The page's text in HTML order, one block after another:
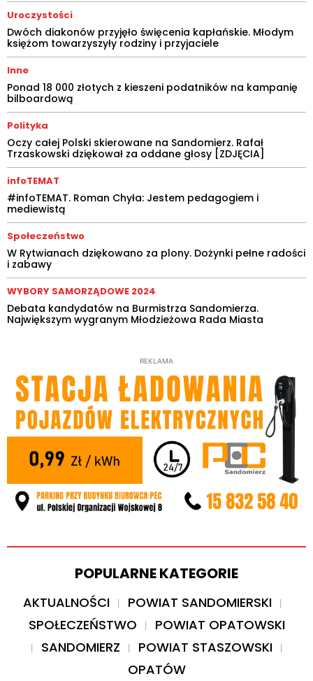
Uroczystości
Dwóch diakonów przyjęło święcenia kapłańskie. Młodym
księżom towarzyszyły rodziny i przyjaciele
Inne
Ponad 18 000 złotych z kieszeni podatników na kampanię
bilboardową
Polityka
Oczy całej Polski skierowane na Sandomierz. Rafał
Trzaskowski dziękował za oddane głosy [ZDJĘCIA]
infoTEMAT
#infoTEMAT. Roman Chyła: Jestem pedagogiem i
mediewistą
Społeczeństwo
W Rytwianach dziękowano za plony. Dożynki pełne radości
i zabawy
WYBORY SAMORZĄDOWE 2024
Debata kandydatów na Burmistrza Sandomierza.
Największym wygranym Młodzieżowa Rada Miasta
REKLAMA
POPULARNE KATEGORIE
AKTUALNOŚCI
POWIAT SANDOMIERSKI
SPOŁECZEŃSTWO
POWIAT OPATOWSKI
SANDOMIERZ
POWIAT STASZOWSKI
OPATÓW